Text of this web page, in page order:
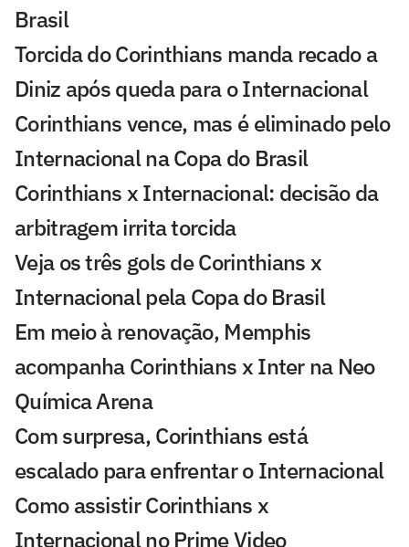
Brasil
Torcida do Corinthians manda recado a
Diniz após queda para o Internacional
Corinthians vence, mas é eliminado pelo
Internacional na Copa do Brasil
Corinthians x Internacional: decisão da
arbitragem irrita torcida
Veja os três gols de Corinthians x
Internacional pela Copa do Brasil
Em meio à renovação, Memphis
acompanha Corinthians x Inter na Neo
Química Arena
Com surpresa, Corinthians está
escalado para enfrentar o Internacional
Como assistir Corinthians x
Internacional no Prime Video